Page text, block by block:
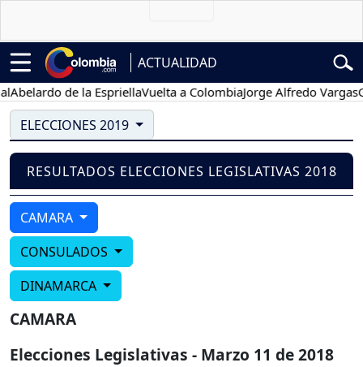
ACTUALIDAD
de la EspriellaVuelta a ColombiaJorge Alfredo Vargas
ELECCIONES 2019
RESULTADOS ELECCIONES LEGISLATIVAS 2018
CAMARA
CONSULADOS
DINAMARCA
CAMARA
Elecciones Legislativas - Marzo 11 de 2018